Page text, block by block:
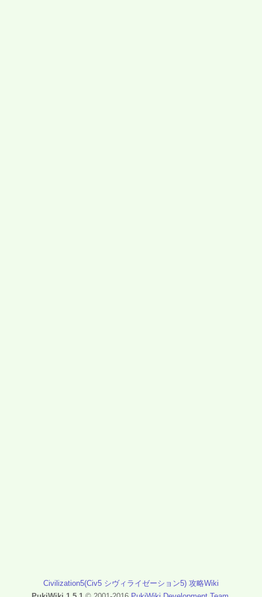
Civilization5(Civ5 シヴィライゼーション5) 攻略Wiki